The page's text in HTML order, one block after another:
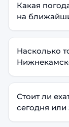
Какая
на
Насколько
Стоит ли
сегодня или